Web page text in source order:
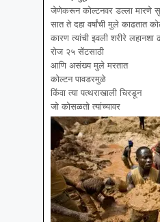
जेणेकरून कोल्टनवर डल्ला मारणे
सात ते दहा वर्षांची मुले काढतात
कारण त्यांची इवली शरीरे
रोज २५ सेंटसाठी
आणि असंख्य मुले मरतात
कोल्टन पावडरमुळे
किंवा त्या पत्थराखाली चिरडून
जो कोसळतो त्यांच्यावर